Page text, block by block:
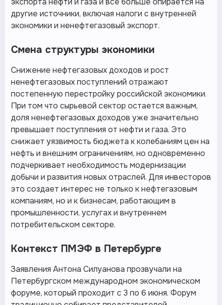
другие источники, включая налоги с внутренней
экономики и ненефтегазовый экспорт.
Смена структуры экономики
Снижение нефтегазовых доходов и рост
ненефтегазовых поступлений отражают
постепенную перестройку российской экономики.
При том что сырьевой сектор остается важным,
доля ненефтегазовых доходов уже значительно
превышает поступления от нефти и газа. Это
снижает уязвимость бюджета к колебаниям цен на
нефть и внешним ограничениям, но одновременно
подчеркивает необходимость модернизации
добычи и развития новых отраслей. Для инвесторов
это создает интерес не только к нефтегазовым
компаниям, но и к бизнесам, работающим в
промышленности, услугах и внутреннем
потребительском секторе.
Контекст ПМЭФ в Петербурге
Заявления Антона Силуанова прозвучали на
Петербургском международном экономическом
форуме, который проходит с 3 по 6 июня. Форум